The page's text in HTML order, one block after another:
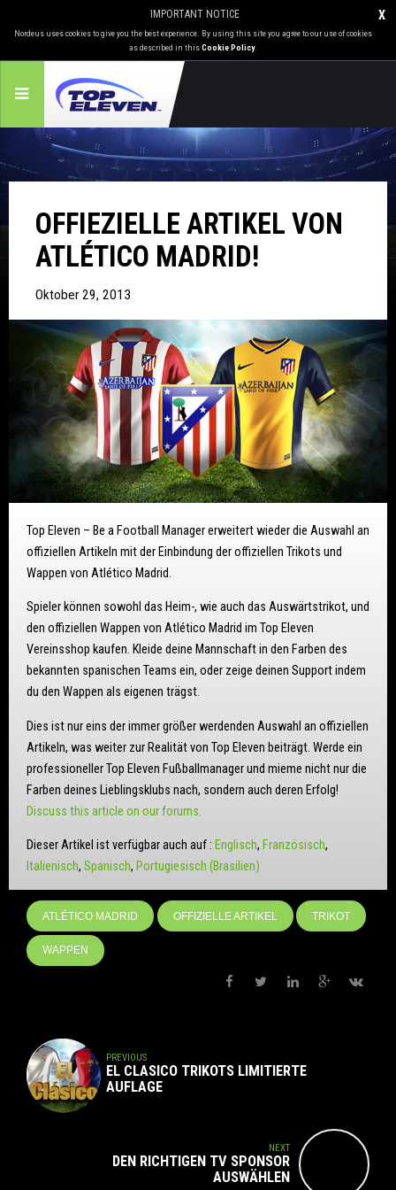
X
IMPORTANT NOTICE
Nordeus uses cookies to give you the best experience. By using this site you agree to our use of cookies
as described in thisCookie Policy.
OFFIEZIELLE ARTIKEL VON
ATLÉTICO MADRID!
Oktober 29, 2013
Top Eleven – Be a Football Manager erweitert wieder die Auswahl an
offiziellen Artikeln mit der Einbindung der offiziellen Trikots und
Wappen von Atlético Madrid.
Spieler können sowohl das Heim-, wie auch das Auswärtstrikot, und
den offiziellen Wappen von Atlético Madrid im Top Eleven
Vereinsshop kaufen. Kleide deine Mannschaft in den Farben des
bekannten spanischen Teams ein, oder zeige deinen Support indem
du den Wappen als eigenen trägst.
Dies ist nur eins der immer größer werdenden Auswahl an offiziellen
Artikeln, was weiter zur Realität von Top Eleven beiträgt. Werde ein
professioneller Top Eleven Fußballmanager und mieme nicht nur die
Farben deines Lieblingsklubs nach, sondern auch deren Erfolg!
Discuss this article on our forums.
Dieser Artikel ist verfügbar auch auf : Englisch Französisch
Italienisch Spanisch Portugiesisch (Brasilien)
ATLÉTICO MADRID OFFIZIELLE ARTIKEL TRIKOT
WAPPEN
PREVIOUS
EL CLASICO TRIKOTS LIMITIERTE
AUFLAGE
NEXT
DEN RICHTIGEN TV SPONSOR
AUSWÄHLEN